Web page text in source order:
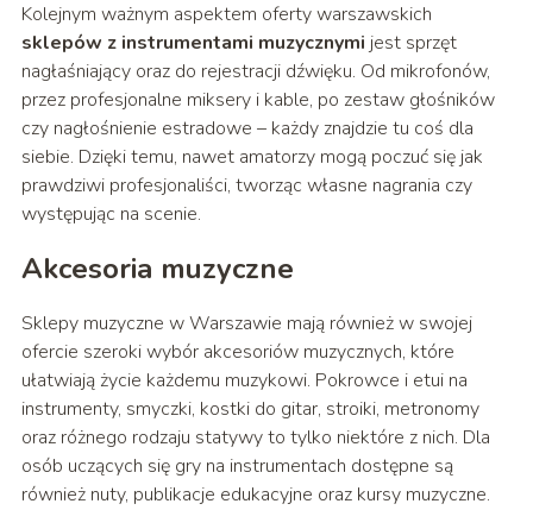
Kolejnym ważnym aspektem oferty warszawskich
sklepów z instrumentami muzycznymi jest sprzęt
nagłaśniający oraz do rejestracji dźwięku. Od mikrofonów,
przez profesjonalne miksery i kable, po zestaw głośników
czy nagłośnienie estradowe – każdy znajdzie tu coś dla
siebie. Dzięki temu, nawet amatorzy mogą poczuć się jak
prawdziwi profesjonaliści, tworząc własne nagrania czy
występując na scenie.
Akcesoria muzyczne
Sklepy muzyczne w Warszawie mają również w swojej
ofercie szeroki wybór akcesoriów muzycznych, które
ułatwiają życie każdemu muzykowi. Pokrowce i etui na
instrumenty, smyczki, kostki do gitar, stroiki, metronomy
oraz różnego rodzaju statywy to tylko niektóre z nich. Dla
osób uczących się gry na instrumentach dostępne są
również nuty, publikacje edukacyjne oraz kursy muzyczne.